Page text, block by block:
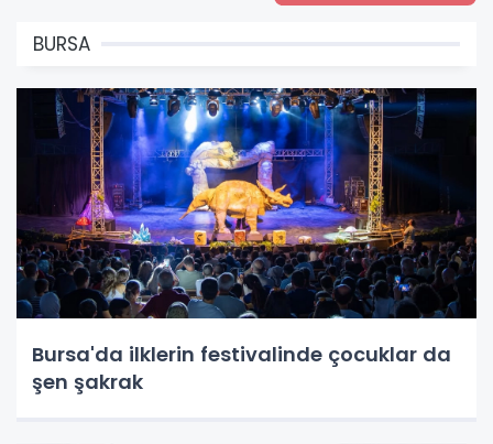
BURSA
Bursa'da ilklerin festivalinde çocuklar da
şen şakrak